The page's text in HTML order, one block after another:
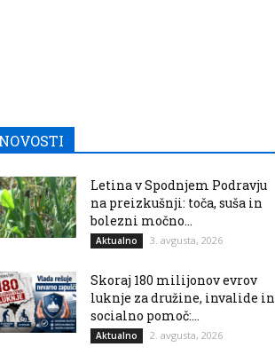
Letina v Spodnjem Podravju
na preizkušnji: toča, suša in
bolezni močno...
Aktualno 3. avgusta, 2026
Skoraj 180 milijonov evrov
luknje za družine, invalide in
socialno pomoč:...
Aktualno 2. avgusta, 2026